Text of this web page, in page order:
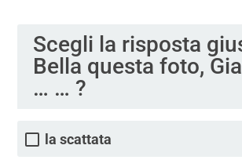
Scegli la risposta
Bella questa foto,
… … ?
la scattata